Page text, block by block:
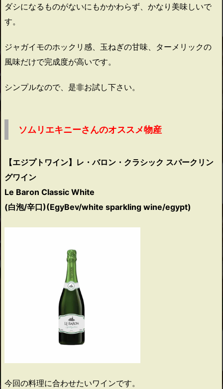
ダシになるものがないにもかかわらず、かなり美味しいで
す。
ジャガイモのホックリ感、玉ねぎの甘味、ターメリックの
風味だけで完成度が高いです。
シンプルなので、是非お試し下さい。
ソムリエキニーさんのオススメ物産
【エジプトワイン】レ・バロン・クラシック スパークリン
グワイン
Le Baron Classic White
(白泡/辛口)(EgyBev/white sparkling wine/egypt)
今回の料理に合わせたいワインです。